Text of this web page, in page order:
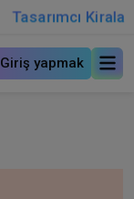
Tasarımcı Kirala
Giriş yapmak